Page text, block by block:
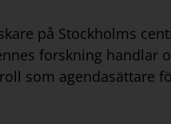
på Stockholms
forskning handlar
som agendasättare